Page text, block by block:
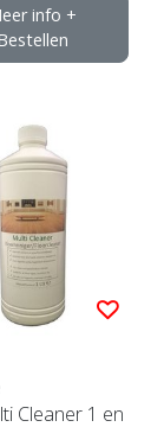
info +
Cleaner 1 en